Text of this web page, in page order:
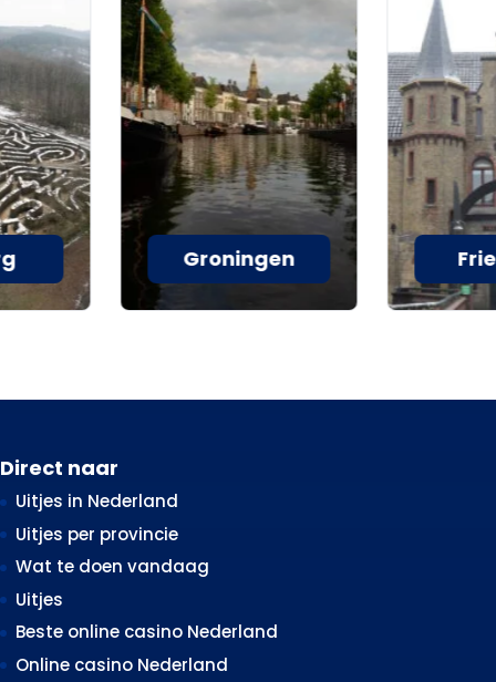
Groningen
Direct naar
Uitjes in Nederland
Uitjes per provincie
Wat te doen vandaag
Uitjes
Beste online casino Nederland
Online casino Nederland